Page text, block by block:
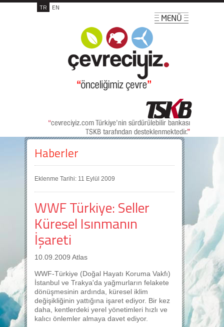
TR EN
Haberler
Eklenme Tarihi: 11 Eylül 2009
WWF Türkiye: Seller
Küresel Isınmanın
İşareti
10.09.2009 Atlas
WWF-Türkiye (Doğal Hayatı Koruma Vakfı)
İstanbul ve Trakya'da yağmurların felakete
dönüşmesinin ardında, küresel iklim
değişikliğinin yattığına işaret ediyor. Bir kez
daha, kentlerdeki yerel yönetimleri hızlı ve
kalıcı önlemler almaya davet ediyor.